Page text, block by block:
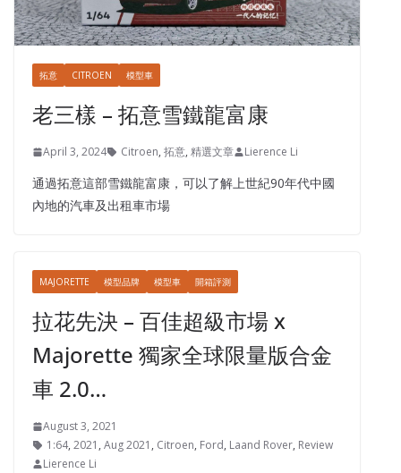
拓意 CITROEN 模型車
老三樣 – 拓意雪鐵龍富康
April 3, 2024 Citroen, 拓意, 精選文章 Lierence Li
通過拓意這部雪鐵龍富康，可以了解上世紀90年代中國
內地的汽車及出租車市場
MAJORETTE 模型品牌 模型車 開箱評測
拉花先決 – 百佳超級市場 x
Majorette 獨家全球限量版合金
車 2.0…
August 3, 2021
1:64, 2021 , Aug 2021 , Citroen, Ford, Laand Rover, Review
Lierence Li